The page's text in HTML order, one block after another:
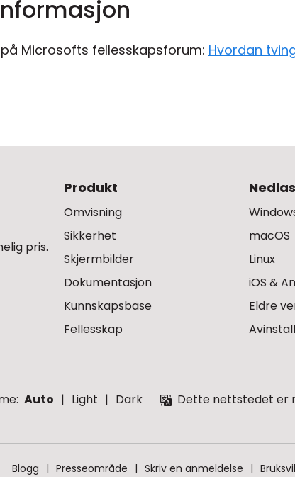
Microsofts fellesskapsforum: Hvordan
pris.
Produkt
Omvisning
Sikkerhet
Skjermbilder
Dokumentasjon
Kunnskapsbase
Fellesskap
macOS
Linux
iOS &
Eldre
Auto Light Dark
Dette nettstedet er
Blogg Presseområde Skriv en anmeldelse